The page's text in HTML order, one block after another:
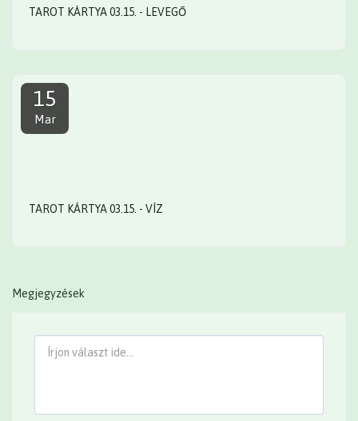
TAROT KÁRTYA 03.15. - LEVEGŐ
15
Mar
TAROT KÁRTYA 03.15. - VÍZ
Megjegyzések